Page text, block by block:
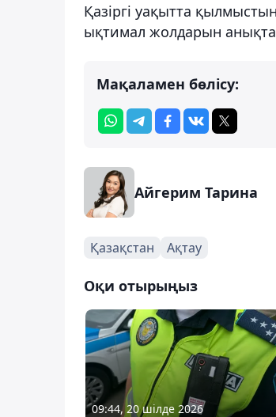
Қазіргі уақытта
ықтимал жолдарын
Мақаламен бөлісу:
Айгерим Тарина
Қазақстан Ақтау
Оқи отырыңыз
09:44, 20 шілде 2026